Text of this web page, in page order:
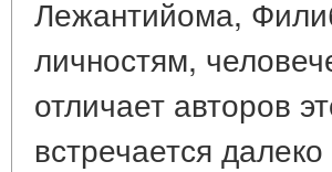
Лежантийома,
личностям,
отличает авторов
встречается